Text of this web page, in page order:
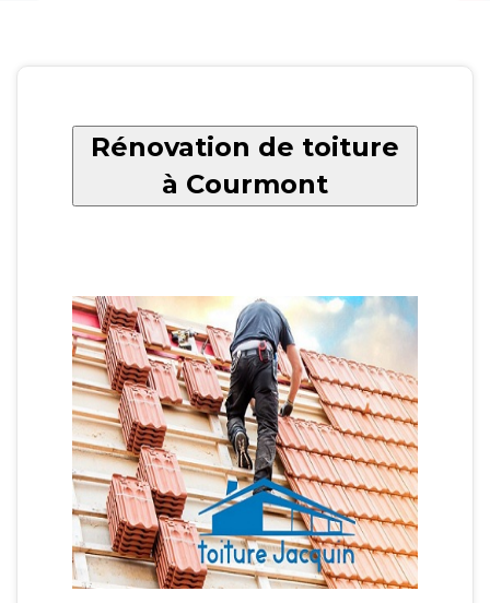
Rénovation de toiture
à Courmont